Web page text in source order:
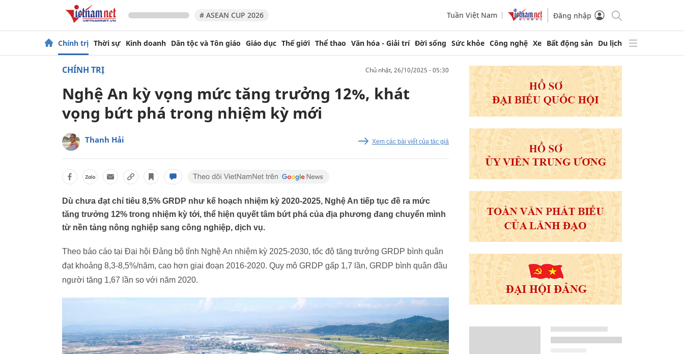
# ASEAN CUP 2026 Tuần Việt Nam Đăng nhập
Chính trị Thời sự Kinh doanh Dân tộc và Tôn giáo Giáo dục Thế giới Thể thao Văn hóa - Giải trí Đời sống Sức khỏe Công nghệ Xe Bất động sản Du lịch
CHÍNH TRỊ chủ nhật, 26/10/2025 - 05:30
Nghệ An kỳ vọng mức tăng trưởng 12%, khát
vọng bứt phá trong nhiệm kỳ mới
Thanh Hải Xem các bài viết của tác giả
Dù chưa đạt chỉ tiêu 8,5% GRDP như kế hoạch nhiệm kỳ 2020-2025, Nghệ An tiếp tục đề ra mức
tăng trưởng 12% trong nhiệm kỳ tới, thể hiện quyết tâm bứt phá của địa phương đang chuyển mình
từ nền tảng nông nghiệp sang công nghiệp, dịch vụ.
Theo báo cáo tại Đại hội Đảng bộ tỉnh Nghệ An nhiệm kỳ 2025-2030, tốc độ tăng trưởng GRDP bình quân
đạt khoảng 8,3-8,5%/năm, cao hơn giai đoạn 2016-2020. Quy mô GRDP gấp 1,7 lần, GRDP bình quân đầu
người tăng 1,67 lần so với năm 2020.